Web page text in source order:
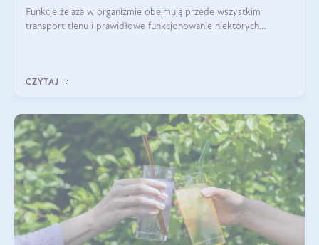
Funkcje żelaza w organizmie obejmują przede wszystkim
transport tlenu i prawidłowe funkcjonowanie niektórych
CZYTAJ